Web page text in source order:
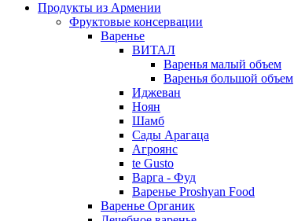
Продукты из Армении
Фруктовые консервации
Варенье
ВИТАЛ
Варенья малый объем
Варенья большой объем
Иджеван
Ноян
Шамб
Сады Арагаца
Агроянс
te Gusto
Варга - Фуд
Варенье Proshyan Food
Варенье Органик